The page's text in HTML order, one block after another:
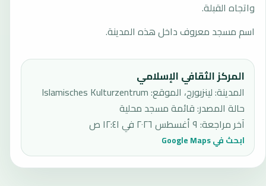
واتجاه القبلة.
اسم مسجد معروف داخل هذه المدينة.
المركز الثقافي الإسلامي
المدينة: لينزبورج، الموقع: Islamisches Kulturzentrum
حالة المصدر:قائمة مسجد محلية
آخر مراجعة: ٩ أغسطس ٢٠٢٦ في ١٢:٤١ ص
ابحث في Google Maps